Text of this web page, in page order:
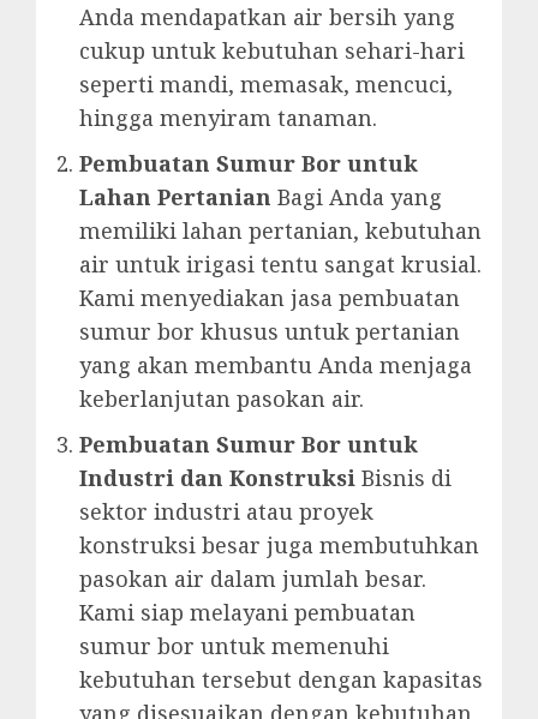
Anda mendapatkan air bersih yang
cukup untuk kebutuhan sehari-hari
seperti mandi, memasak, mencuci,
hingga menyiram tanaman.
Pembuatan Sumur Bor untuk
Lahan Pertanian Bagi Anda yang
memiliki lahan pertanian, kebutuhan
air untuk irigasi tentu sangat krusial.
Kami menyediakan jasa pembuatan
sumur bor khusus untuk pertanian
yang akan membantu Anda menjaga
keberlanjutan pasokan air.
Pembuatan Sumur Bor untuk
Industri dan Konstruksi Bisnis di
sektor industri atau proyek
konstruksi besar juga membutuhkan
pasokan air dalam jumlah besar.
Kami siap melayani pembuatan
sumur bor untuk memenuhi
kebutuhan tersebut dengan kapasitas
yang disesuaikan dengan kebutuhan